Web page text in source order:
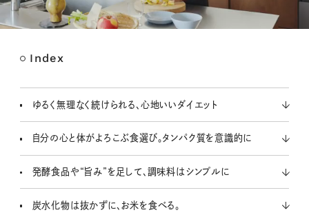
Index
ゆるく無理なく続けられる、心地いいダイエット
自分の心と体がよろこぶ食選び。タンパク質を意識的に
発酵食品や“旨み”を足して、調味料はシンプルに
炭水化物は抜かずに、お米を食べる。